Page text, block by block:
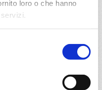
loro o che hanno
MSC Orchestra
Genova, Marsiglia,